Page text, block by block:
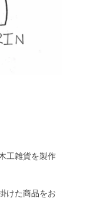
工雑貨を製作
けた商品をお